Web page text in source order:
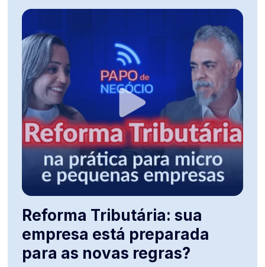
Reforma Tributária: sua
empresa está preparada
para as novas regras?